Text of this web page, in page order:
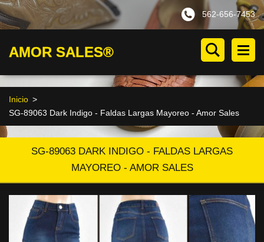
562-656-7453
AMOR SALES®
Inicio >
SG-89063 Dark Indigo - Faldas Largas Mayoreo - Amor Sales
SG-89063 DARK INDIGO - FALDAS LARGAS
MAYOREO - AMOR SALES